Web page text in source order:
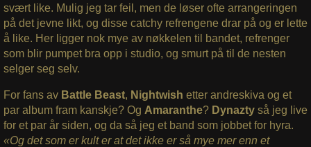
svært like. Mulig jeg tar feil, men de løser ofte arrangeringen
på det jevne likt, og disse catchy refrengene drar på og er lette
å like. Her ligger nok mye av nøkkelen til bandet, refrenger
som blir pumpet bra opp i studio, og smurt på til de nesten
selger seg selv.
For fans av Battle Beast, Nightwish etter andreskiva og et
par album fram kanskje? Og Amaranthe? Dynazty så jeg live
for et par år siden, og da så jeg et band som jobbet for hyra.
«Og det som er kult er at det ikke er så mye mer enn et